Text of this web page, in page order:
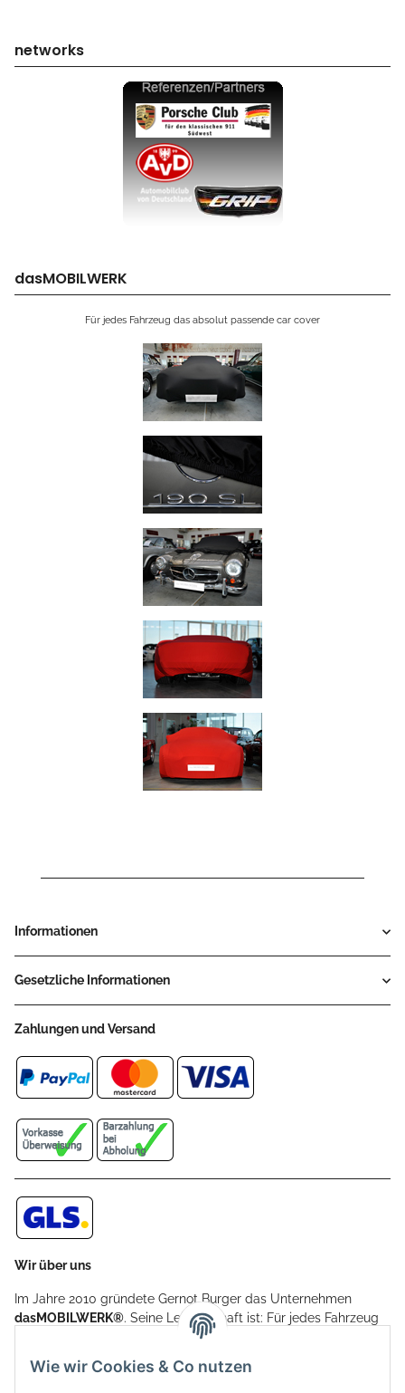
networks
dasMOBILWERK
Für jedes Fahrzeug das absolut passende car cover
Informationen
Gesetzliche Informationen
Zahlungen und Versand
Wir über uns
Im Jahre 2010 gründete Gernot Burger das Unternehmen
dasMOBILWERK®. Seine Leidenschaft ist: Für jedes Fahrzeug
ein Car Cover anzubieten - passgenau und individuell.
Aufgrund der vielen positiven Kundenrückmeldungen kamen
weitere Produkte, wie Reifenschuhe, Hardtopständer hinzu.
Wie wir Cookies & Co nutzen